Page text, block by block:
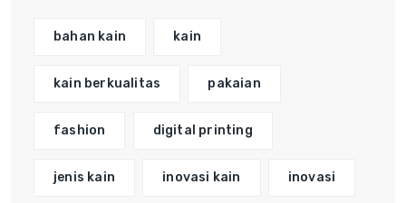
bahan kain kain
kain berkualitas pakaian
fashion digital printing
jenis kain inovasi kain inovasi